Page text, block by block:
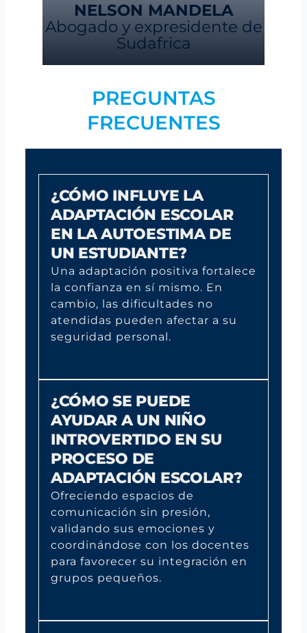
NELSON MANDELA
Abogado y expresidente de
Sudafrica
PREGUNTAS
FRECUENTES
¿CÓMO INFLUYE LA
ADAPTACIÓN ESCOLAR
EN LA AUTOESTIMA DE
UN ESTUDIANTE?
Una adaptación positiva fortalece
la confianza en sí mismo. En
cambio, las dificultades no
atendidas pueden afectar a su
seguridad personal.
¿CÓMO SE PUEDE
AYUDAR A UN NIÑO
INTROVERTIDO EN SU
PROCESO DE
ADAPTACIÓN ESCOLAR?
Ofreciendo espacios de
comunicación sin presión,
validando sus emociones y
coordinándose con los docentes
para favorecer su integración en
grupos pequeños.